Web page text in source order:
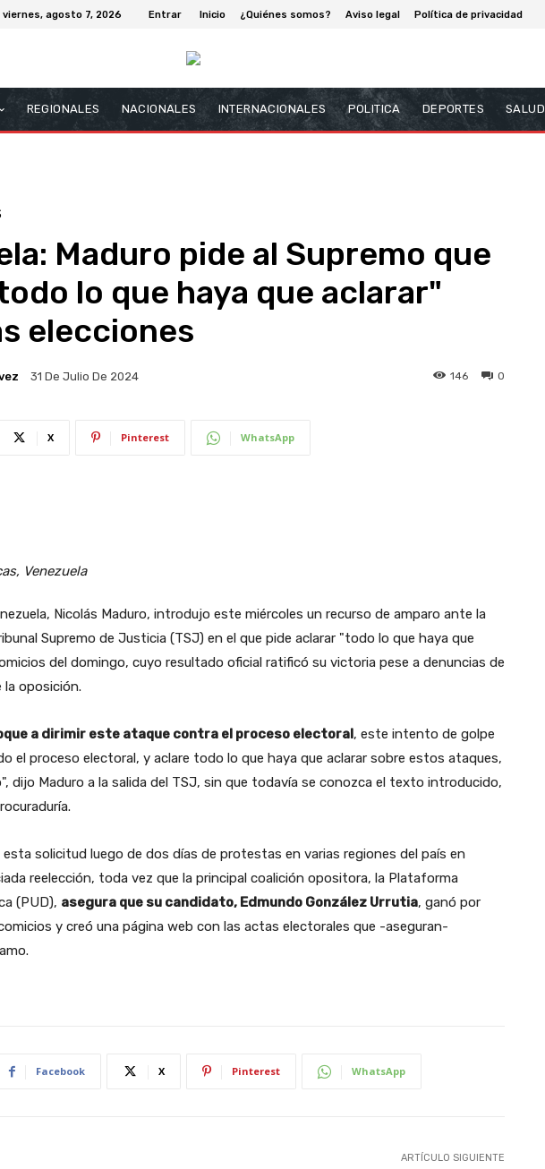
viernes, agosto 7, 2026 Entrar Inicio ¿Quiénes somos? Aviso legal Política de privacidad
REGIONALES NACIONALES INTERNACIONALES POLITICA DEPORTES SALUD
Maduro pide al Supremo que
lo que haya que aclarar"
elecciones
31 De Julio De 2024 0
146
X Pinterest WhatsApp
Venezuela
Nicolás Maduro, introdujo este miércoles un recurso de amparo ante la
Supremo de Justicia (TSJ) en el que pide aclarar "todo lo que haya que
del domingo, cuyo resultado oficial ratificó su victoria pese a denuncias de
oposición.
a dirimir este ataque contra el proceso electoral, este intento de golpe
el proceso electoral, y aclare todo lo que haya que aclarar sobre estos ataques,
dijo Maduro a la salida del TSJ, sin que todavía se conozca el texto introducido,
esta solicitud luego de dos días de protestas en varias regiones del país en
reelección, toda vez que la principal coalición opositora, la Plataforma
(PUD), asegura que su candidato, Edmundo González Urrutia, ganó por
y creó una página web con las actas electorales que -aseguran-
Facebook X Pinterest WhatsApp
ARTÍCULO SIGUIENTE